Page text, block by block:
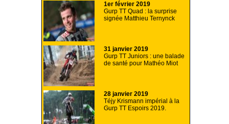
1er février 2019
Gurp TT Quad : la surprise
signée Matthieu Ternynck
31 janvier 2019
Gurp TT Juniors : une balade
de santé pour Mathéo Miot
28 janvier 2019
Téjy Krismann impérial à la
Gurp TT Espoirs 2019.